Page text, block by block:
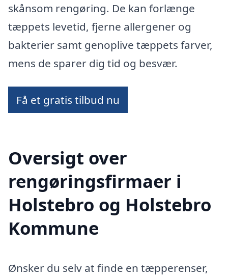
skånsom rengøring. De kan forlænge
tæppets levetid, fjerne allergener og
bakterier samt genoplive tæppets farver,
mens de sparer dig tid og besvær.
Få et gratis tilbud nu
Oversigt over
rengøringsfirmaer i
Holstebro og Holstebro
Kommune
Ønsker du selv at finde en tæpperenser,